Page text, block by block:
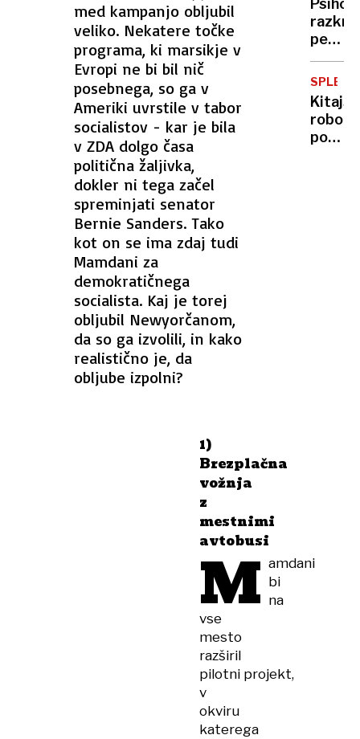
med kampanjo obljubil
veliko. Nekatere točke
programa, ki marsikje v
Evropi ne bi bil nič
posebnega, so ga v
Ameriki uvrstile v tabor
socialistov - kar je bila
v ZDA dolgo časa
politična žaljivka,
dokler ni tega začel
spreminjati senator
Bernie Sanders. Tako
kot on se ima zdaj tudi
Mamdani za
demokratičnega
socialista. Kaj je torej
obljubil Newyorčanom,
da so ga izvolili, in kako
realistično je, da
obljube izpolni?
1)
Brezplačna
vožnja
z
mestnimi
avtobusi
M amdani
bi
na
vse
mesto
razširil
pilotni projekt,
v
okviru
katerega
in
zašel
v
težave
KRIZI
pet
težav,
s
se
SPLET
robot
postal